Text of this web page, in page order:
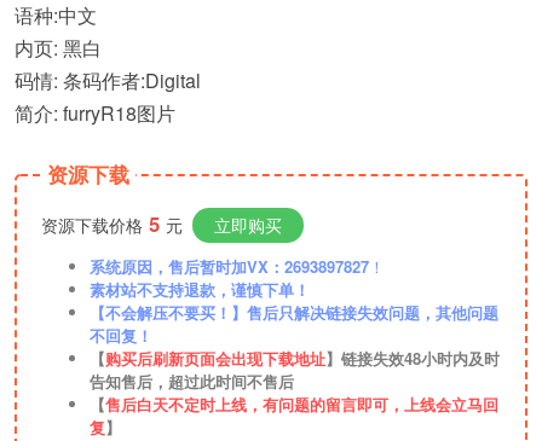
语种:中文
内页: 黑白
码情: 条码作者:Digital
简介: furryR18图片
资源下载
资源下载价格 5 元 立即购买
系统原因，售后暂时加VX：2693897827 ！
素材站不支持退款，谨慎下单！
【不会解压不要买！】售后只解决链接失效问题，其他问题
不回复！
【购买后刷新页面会出现下载地址】链接失效48小时内及时
告知售后，超过此时间不售后
【售后白天不定时上线，有问题的留言即可，上线会立马回
复】